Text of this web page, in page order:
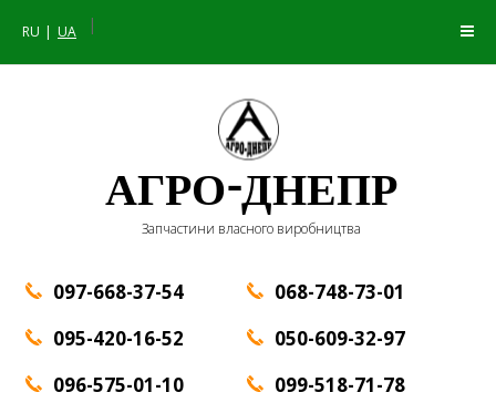
RU UA |
АГРО-ДНЕПР
Запчастини власного виробництва
097-668-37-54
095-420-16-52
096-575-01-10
068-748-73-01
050-609-32-97
099-518-71-78